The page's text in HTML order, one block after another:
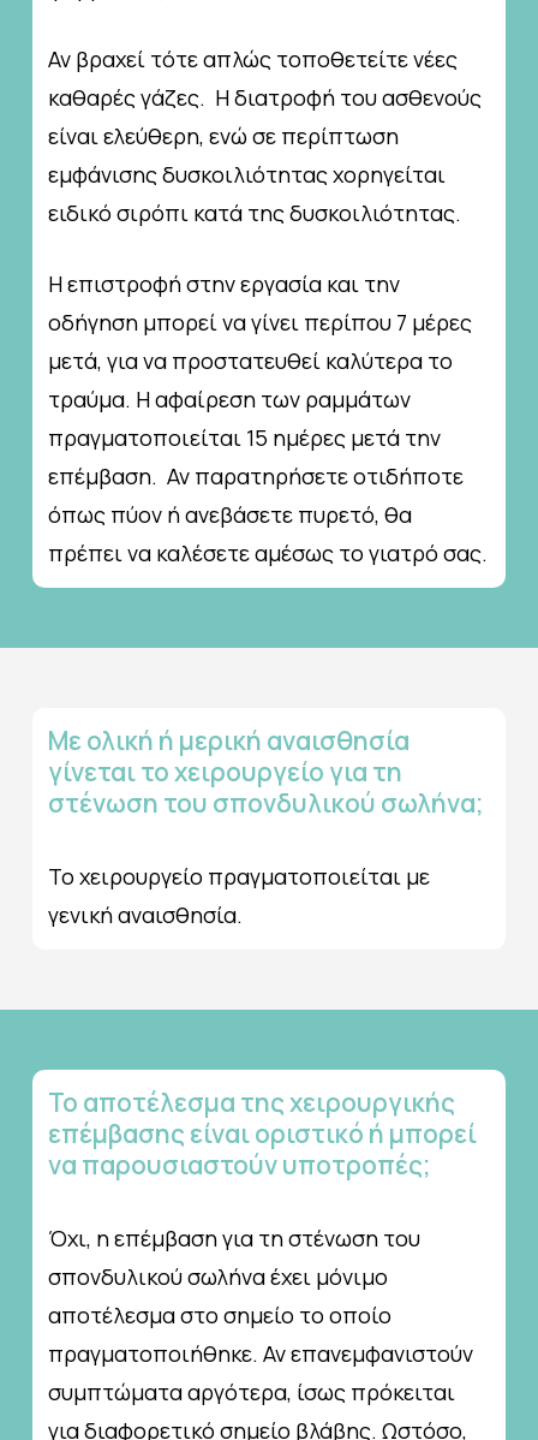
Αν βραχεί τότε απλώς τοποθετείτε νέες
καθαρές γάζες. Η διατροφή του ασθενούς
είναι ελεύθερη, ενώ σε περίπτωση
εμφάνισης δυσκοιλιότητας χορηγείται
ειδικό σιρόπι κατά της δυσκοιλιότητας.
Η επιστροφή στην εργασία και την
οδήγηση μπορεί να γίνει περίπου 7 μέρες
μετά, για να προστατευθεί καλύτερα το
τραύμα. Η αφαίρεση των ραμμάτων
πραγματοποιείται 15 ημέρες μετά την
επέμβαση. Αν παρατηρήσετε οτιδήποτε
όπως πύον ή ανεβάσετε πυρετό, θα
πρέπει να καλέσετε αμέσως το γιατρό σας.
Μεολική ή μερική αναισθησία
γίνεταιτοχειρουργείο για τη
στένωση του σπονδυλικού σωλήνα;
Το χειρουργείο πραγματοποιείται με
γενική αναισθησία.
Το αποτέλεσμα τηςχειρουργικής
επέμβασης είναιοριστικό ή μπορεί
να παρουσιαστούνυποτροπές;
Όχι, η επέμβαση για τη στένωση του
σπονδυλικού σωλήνα έχει μόνιμο
αποτέλεσμα στο σημείο το οποίο
πραγματοποιήθηκε. Αν επανεμφανιστούν
συμπτώματα αργότερα, ίσως πρόκειται
για διαφορετικό σημείο βλάβης. Ωστόσο,